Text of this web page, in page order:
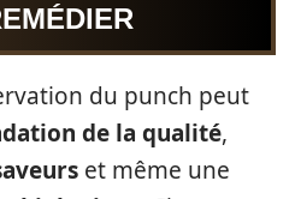
du punch peut
de la qualité,
et même une